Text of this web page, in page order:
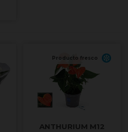
Producto fresco
ANTHURIUM M12